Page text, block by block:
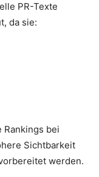
PR-Texte
da sie:
Rankings bei
Sichtbarkeit
werden.